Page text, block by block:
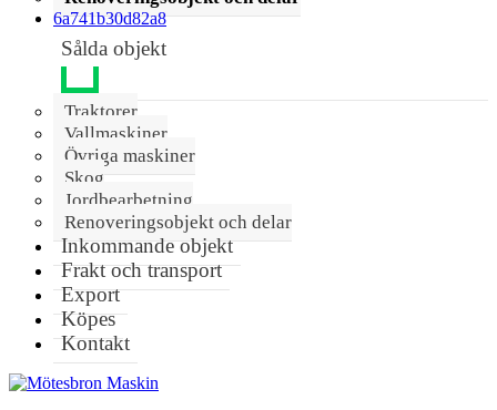
6a741b30d82a8
Sålda objekt
Traktorer
Vallmaskiner
Övriga maskiner
Skog
Jordbearbetning
Renoveringsobjekt och delar
Inkommande objekt
Frakt och transport
Export
Köpes
Kontakt